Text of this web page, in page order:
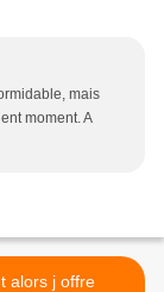
mais
moment. A
alors j offre